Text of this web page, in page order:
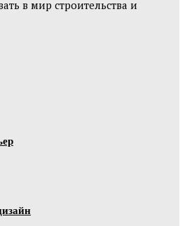
в мир строительства и